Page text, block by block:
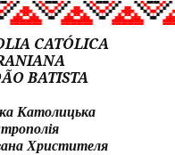
CATÓLICA
BATISTA
Католицька
Христителя